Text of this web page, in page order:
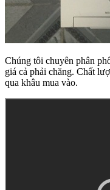
Chúng tôi chuyên phân
giá cả phải chăng. Chất
qua khâu mua vào.